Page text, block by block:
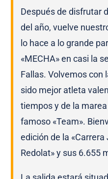
Después de disfrutar
del año, vuelve
lo hace a lo grande
«MECHA» en casi la
Fallas.Volvemos con
sido mejor atleta
tiempos y de la
famoso «Team».
edición de la
Redolat» y sus 6.655